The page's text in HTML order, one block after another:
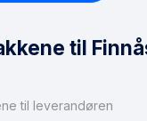
ikke kan installeres,
bredbånd
til
til leverandøren